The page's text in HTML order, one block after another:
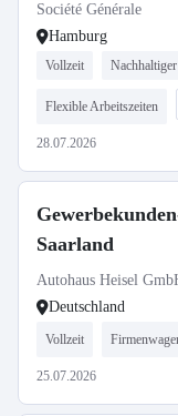
Société Générale
Hamburg
Vollzeit
Flexible Arbeitszeiten
28.07.2026
Saarland
Autohaus Heisel
Deutschland
Vollzeit
25.07.2026